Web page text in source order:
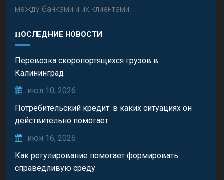
между банками и их клиентами.
ПОСЛЕДНИЕ НОВОСТИ
Перевозка скоропортящихся грузов в
Калининград
июл 10, 2026
Потребительский кредит: в каких ситуациях он
действительно помогает
июн 16, 2026
Как регулирование помогает формировать
справедливую среду